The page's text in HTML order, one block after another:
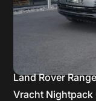
Land Rover
Vracht Nightpack